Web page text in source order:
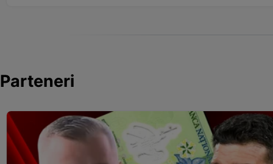
Parteneri